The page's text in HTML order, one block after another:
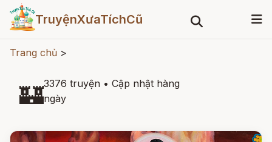
TruyệnXưaTíchCũ
Trang chủ >
🏰3376 truyện • Cập nhật hàng
ngày